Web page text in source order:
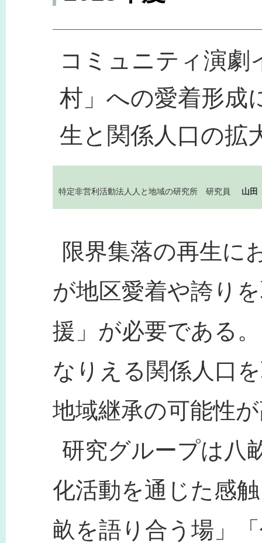
コミュニティ演
村」への愛着形成
生と関係人口の拡
特定非営利活動法人人と地域の研究所 研究員 山
限界集落の再生に
が地区愛着や誇り
援」が必要である
なりえる関係人口
地域継承の可能性
研究グループは八
化活動を通じた感
畝を語り合う場」